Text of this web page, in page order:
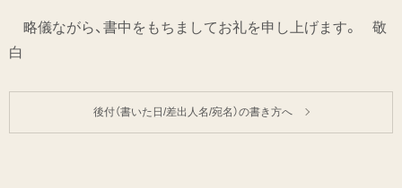
略儀ながら、書中をもちましてお礼を申し上げます。 敬
白
後付（書いた日/差出人名/宛名）の書き方へ